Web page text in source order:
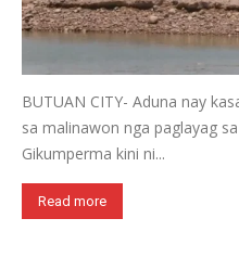
BUTUAN CITY- Aduna nay
sa malinawon nga paglayag
Gikumperma kini ni...
Read more